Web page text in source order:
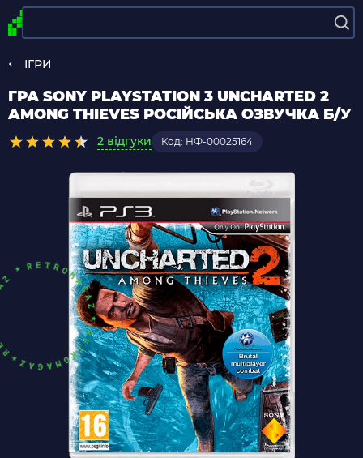
ІГРИ
ГРА SONY PLAYSTATION 3 UNCHARTED 2
AMONG THIEVES РОСІЙСЬКА ОЗВУЧКА Б/У
2 відгуки Код: НФ-00025164